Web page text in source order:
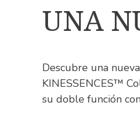
UNA
Descubre una
KINESSENCES™
su doble función